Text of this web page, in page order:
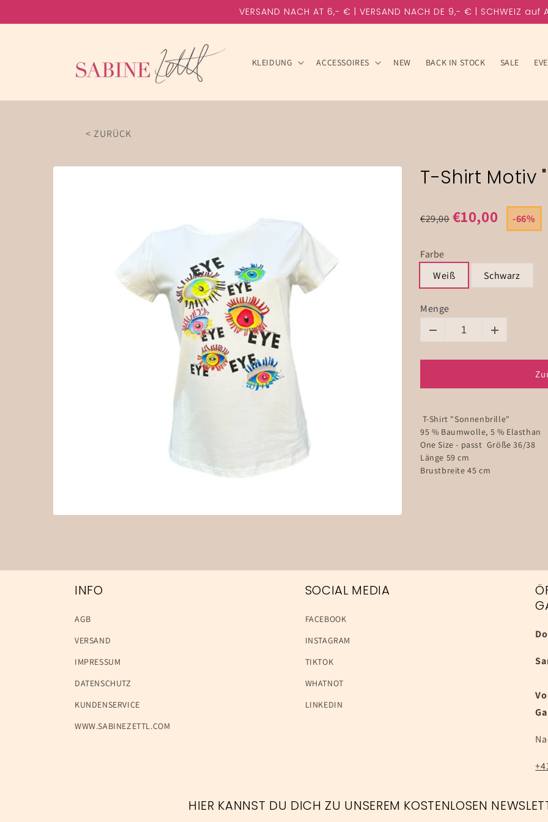
Inhalt
VERSAND NACH AT 6,- € | VERSAND NACH DE 9,- € | SCHWEIZ auf
KLEIDUNG ACCESSOIRES NEW BACK IN STOCK SALE
< ZURÜCK
T-Shirt Motiv
€29,00 €10,00 -66%
Farbe
Weiß
Schwarz
Menge
T-Shirt "Sonnenbrille"
95 % Baumwolle, 5 % Elasthan
One Size - passt Größe 36/38
Länge 59 cm
Brustbreite 45 cm
INFO
AGB
VERSAND
IMPRESSUM
DATENSCHUTZ
KUNDENSERVICE
WWW.SABINEZETTL.COM
SOCIAL MEDIA
FACEBOOK
INSTAGRAM
TIKTOK
WHATNOT
LINKEDIN
HIER KANNST DU DICH ZU UNSEREM KOSTENLOSEN